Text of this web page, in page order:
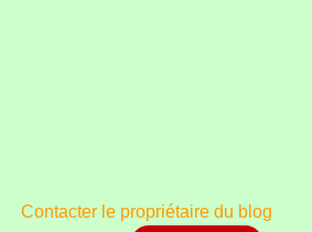
Contacter le propriétaire du blog